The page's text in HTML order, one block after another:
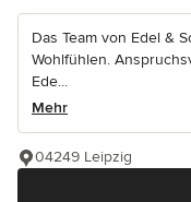
Das Team von Edel &
Wohlfühlen.
Ede...
Mehr
04249 Leipzig